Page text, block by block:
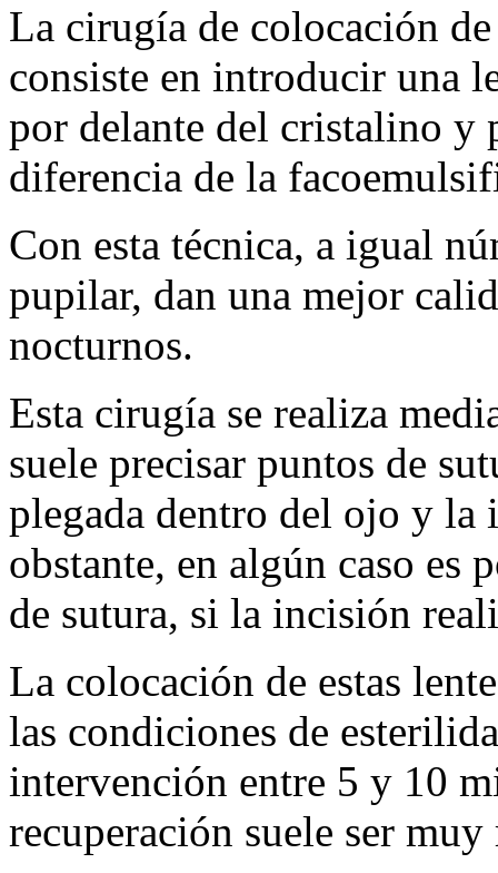
La cirugía de colocación
consiste en introducir una
por delante del cristalino y
diferencia de la
Con esta técnica, a igual
pupilar, dan una mejor
nocturnos.
Esta cirugía se realiza
suele precisar puntos de
plegada dentro del ojo y la
obstante, en algún caso es
de sutura, si la incisión
La colocación de estas
las condiciones de
intervención entre 5 y 10
recuperación suele ser muy